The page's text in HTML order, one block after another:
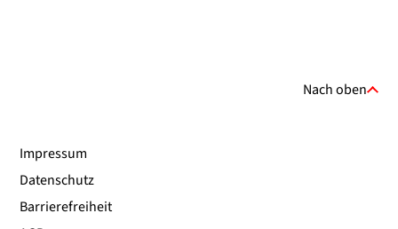
Nach oben
Impressum
Datenschutz
Barrierefreiheit